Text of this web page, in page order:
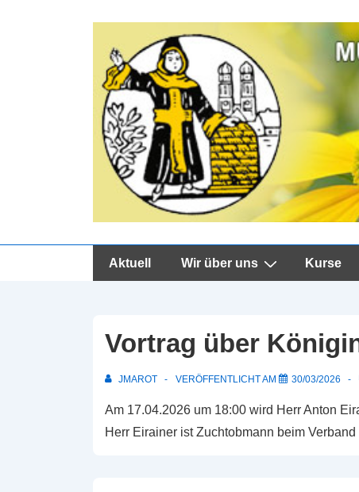
Hauptnavigation
Aktuell Wir über uns Kurse
Vortrag über
JMAROT VERÖFFENTLICHT AM 30/03/2026
Am 17.04.2026 um 18:00 wird Herr Anton
Herr Eirainer ist Zuchtobmann beim